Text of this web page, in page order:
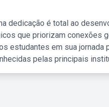
dedicação é total ao
que priorizam conexões
estudantes em sua jornada
pelas principais